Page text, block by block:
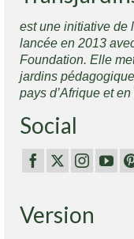
est une initiative de
lancée en 2013
Foundation. Elle
jardins
pays d’Afrique et
Social
Version